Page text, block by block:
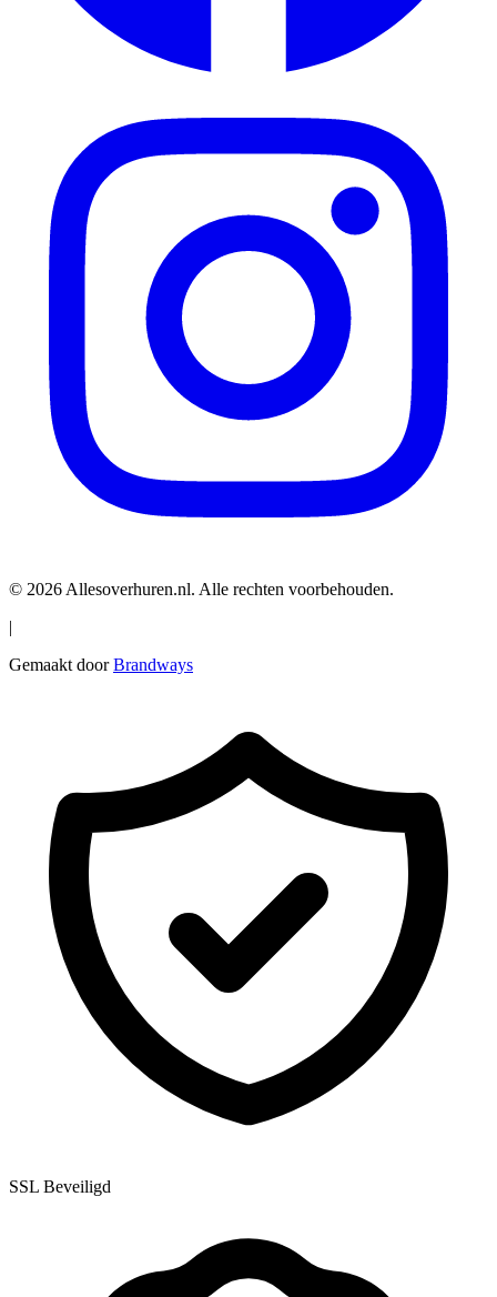
© 2026 Allesoverhuren.nl. Alle rechten voorbehouden.
|
Gemaakt doorBrandways
SSL Beveiligd